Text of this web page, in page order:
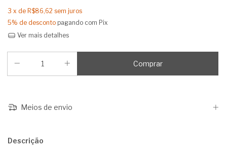
3 x de R$86,62 sem juros
5% de desconto pagando com Pix
Ver mais detalhes
Meios de envio
Descrição